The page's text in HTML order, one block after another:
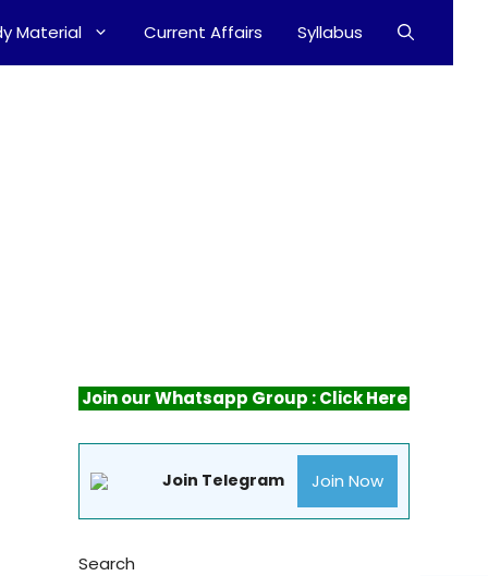
Material Current Affairs Syllabus
Join our Whatsapp Group : Click Here
Join Telegram Join Now
Search